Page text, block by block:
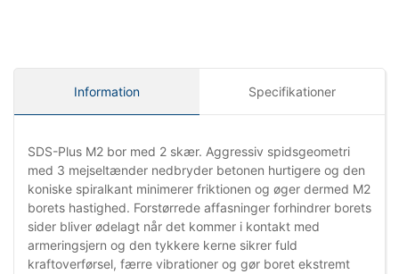
Information Specifikationer
SDS-Plus M2 bor med 2 skær. Aggressiv spidsgeometri
med 3 mejseltænder nedbryder betonen hurtigere og den
koniske spiralkant minimerer friktionen og øger dermed M2
borets hastighed. Forstørrede affasninger forhindrer borets
sider bliver ødelagt når det kommer i kontakt med
armeringsjern og den tykkere kerne sikrer fuld
kraftoverførsel, færre vibrationer og gør boret ekstremt